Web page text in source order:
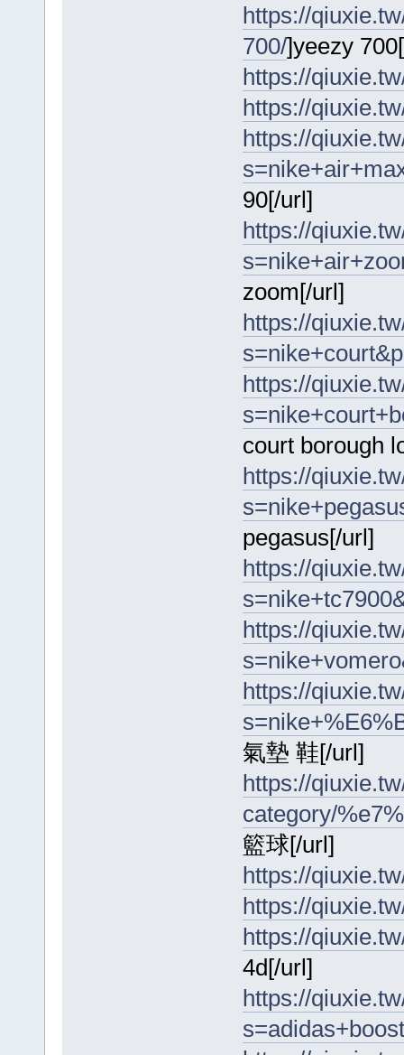
https://
700/]yeezy
https://
https://
https://
90[/url]
https://
zoom[/url]
https://
https://
court borough
https://
pegasus[/url]
https://
https://
https://
氣墊 鞋[/url]
https://
category/
籃球[/url]
https://
https://
https://
4d[/url]
https://